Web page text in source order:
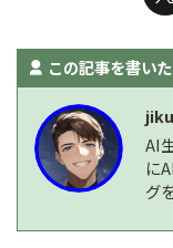
この記事を書い
AI
に
グ